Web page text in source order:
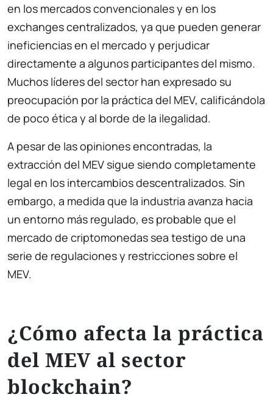
en los mercados convencionales y en los
exchanges centralizados, ya que pueden generar
ineficiencias en el mercado y perjudicar
directamente a algunos participantes del mismo.
Muchos líderes del sector han expresado su
preocupación por la práctica del MEV, calificándola
de poco ética y al borde de la ilegalidad.
A pesar de las opiniones encontradas, la
extracción del MEV sigue siendo completamente
legal en los intercambios descentralizados. Sin
embargo, a medida que la industria avanza hacia
un entorno más regulado, es probable que el
mercado de criptomonedas sea testigo de una
serie de regulaciones y restricciones sobre el
MEV.
¿Cómo afecta la práctica
del MEV al sector
blockchain?